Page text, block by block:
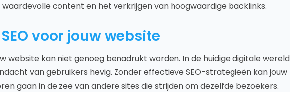
content en het verkrijgen van hoogwaardige backlinks.
voor jouw website
website kan niet genoeg benadrukt worden. In de huidige digitale wereld
van gebruikers hevig. Zonder effectieve SEO-strategieën kan jouw
gaan in de zee van andere sites die strijden om dezelfde bezoekers.